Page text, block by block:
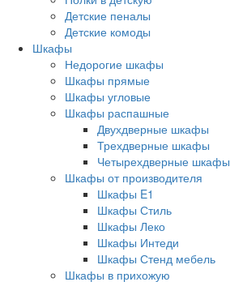
Детские пеналы
Детские комоды
Шкафы
Недорогие шкафы
Шкафы прямые
Шкафы угловые
Шкафы распашные
Двухдверные шкафы
Трехдверные шкафы
Четырехдверные шкафы
Шкафы от производителя
Шкафы E1
Шкафы Стиль
Шкафы Леко
Шкафы Интеди
Шкафы Стенд мебель
Шкафы в прихожую